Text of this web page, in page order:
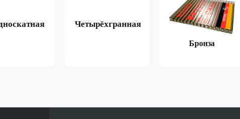
Четырёхгранная Арочная
Бронза